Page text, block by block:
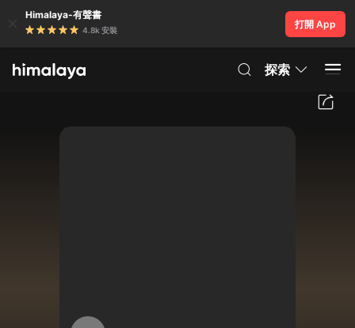
Himalaya-有聲書
4.8k 安裝
打開 App
探索